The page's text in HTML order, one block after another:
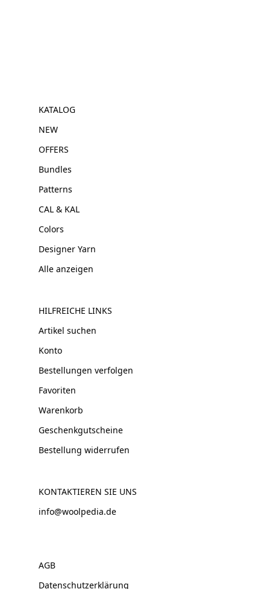
KATALOG
NEW
OFFERS
Bundles
Patterns
CAL & KAL
Colors
Designer Yarn
Alle anzeigen
HILFREICHE LINKS
Artikel suchen
Konto
Bestellungen verfolgen
Favoriten
Warenkorb
Geschenkgutscheine
Bestellung widerrufen
KONTAKTIEREN SIE UNS
info@woolpedia.de
AGB
Datenschutzerklärung